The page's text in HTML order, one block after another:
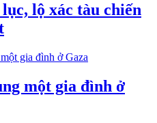
lộ xác tàu chiến
một gia đình ở